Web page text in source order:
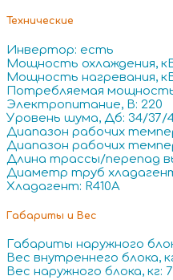
Технические
Инвертор: есть
Мощность охлаждения,
Мощность нагревания,
Потребляемая
Электропитание, В: 220
Уровень шума, Дб: 34/37/
Диапазон рабочих
Диапазон рабочих
Длина трассы/перепад
Диаметр труб
Хладагент: R410A
Габариты и Вес
Габариты наружного
Вес внутреннего блока,
Вес наружного блока, кг: